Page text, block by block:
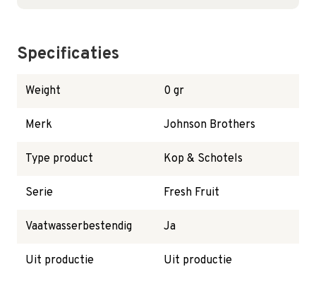
Specificaties
Weight 0 gr
Merk Johnson Brothers
Type product Kop & Schotels
Serie Fresh Fruit
Vaatwasserbestendig Ja
Uit productie Uit productie